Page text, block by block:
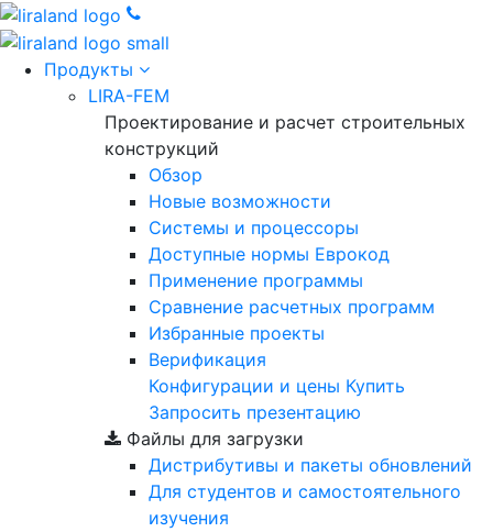
Продукты
LIRA-FEM
Проектирование и расчет строительных
конструкций
Обзор
Новые возможности
Cистемы и процессоры
Доступные нормы Еврокод
Применение программы
Сравнение расчетных программ
Избранные проекты
Верификация
Конфигурации и цены Купить
Запросить презентацию
Файлы для загрузки
Дистрибутивы и пакеты обновлений
Для студентов и самостоятельного
изучения